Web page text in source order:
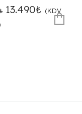
Orijinal
13.490₺ Şu
andaki
(KDV